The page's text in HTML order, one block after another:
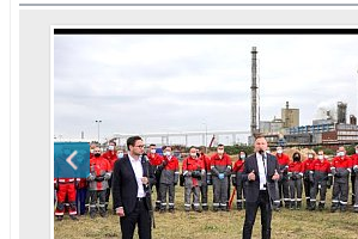
Ni To Ponk - W oczach mamy
sixf33t .Last Year DRONE
Włocławek
XXIII Sesja Rady Miasta
kadencji w dniu 09.06.2020 r.